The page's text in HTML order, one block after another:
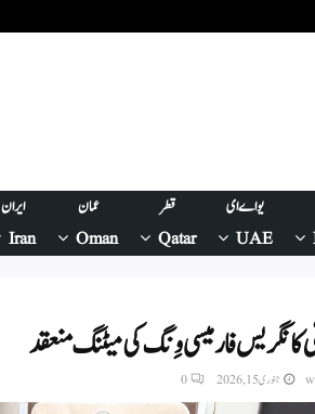
یو اے ای
UAE
قطر
Qatar
عمان
Oman
ایران
Iran
کانگریس فارمیسی وِنگ کی میٹنگ منعقد
جنوری 15, 2026 0